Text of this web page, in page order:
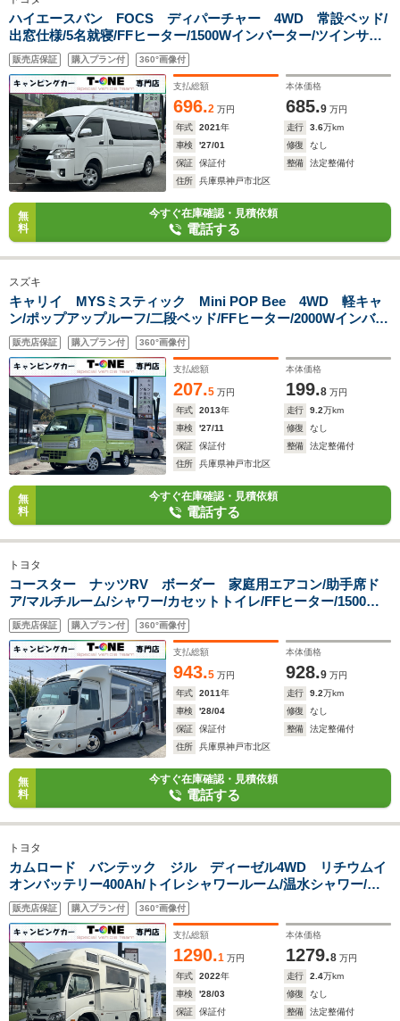
ハイエースバン FOCS ディパーチャー 4WD 常設ベッド/
出窓仕様/5名就寝/FFヒーター/1500Wインバーター/ツインサブ
バッテリー/電子レンジ/シンク/走行充電器/外部充電器/外部電
源/カーゴキャリア/ストラーダ製メモリーナビ/ETC/
販売店保証 購入プラン付 360°画像付
支払総額
696.2 万円
本体価格
685.9 万円
年式
2021年 走行 3.6万km
車検
'27/01 修復
なし
保証
保証付 整備
法定整備付
住所
兵庫県神戸市北区
無
料
今すぐ在庫確認・見積依頼
電話する
スズキ
キャリイ MYSミスティック Mini POP Bee 4WD 軽キャ
ン/ポップアップルーフ/二段ベッド/FFヒーター/2000Wインバー
ター/ツインサブバッテリー/ルーフベント/サイドオーニング/走
行充電/外部充電/外部電源/MYSオリジナルショックアブソーバ
ー
販売店保証 購入プラン付 360°画像付
支払総額
207.5 万円
本体価格
199.8 万円
年式
2013年 走行 9.2万km
車検
'27/11 修復
なし
保証
保証付 整備
法定整備付
住所
兵庫県神戸市北区
無
料
今すぐ在庫確認・見積依頼
電話する
トヨタ
コースター ナッツRV ボーダー 家庭用エアコン/助手席ド
ア/マルチルーム/シャワー/カセットトイレ/FFヒーター/1500W
インバーター/ソーラーパネル/サイドオーニング/ツインサブバ
ッテリー/85L冷蔵庫/電子レンジ/メモリーナビ/ETC/強化ショッ
ク/
販売店保証 購入プラン付 360°画像付
支払総額
943.5 万円
本体価格
928.9 万円
年式
2011年 走行 9.2万km
車検
'28/04 修復
なし
保証
保証付 整備
法定整備付
住所
兵庫県神戸市北区
無
料
今すぐ在庫確認・見積依頼
電話する
トヨタ
カムロード バンテック ジル ディーゼル4WD リチウムイ
オンバッテリー400Ah/トイレシャワールーム/温水シャワー/家
庭用エアコン/FFヒーター/1500Wインバーター/ソーラーパネル/
マックスファン/サイドオーニング/ナビサブ切替スイッチ/強化
ショックアブソーバー
販売店保証 購入プラン付 360°画像付
支払総額
1290.1 万円
本体価格
1279.8 万円
年式
2022年 走行 2.4万km
車検
'28/03 修復
なし
保証
保証付 整備
法定整備付